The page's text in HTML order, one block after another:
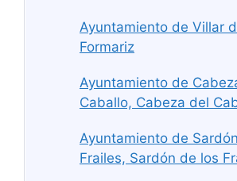
Ayuntamiento de Villar
Formariz
Ayuntamiento de
Caballo, Cabeza del
Ayuntamiento de
Frailes, Sardón de los